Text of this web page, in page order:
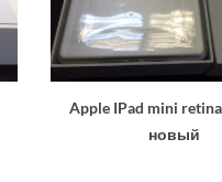
Apple IPad mini
новый